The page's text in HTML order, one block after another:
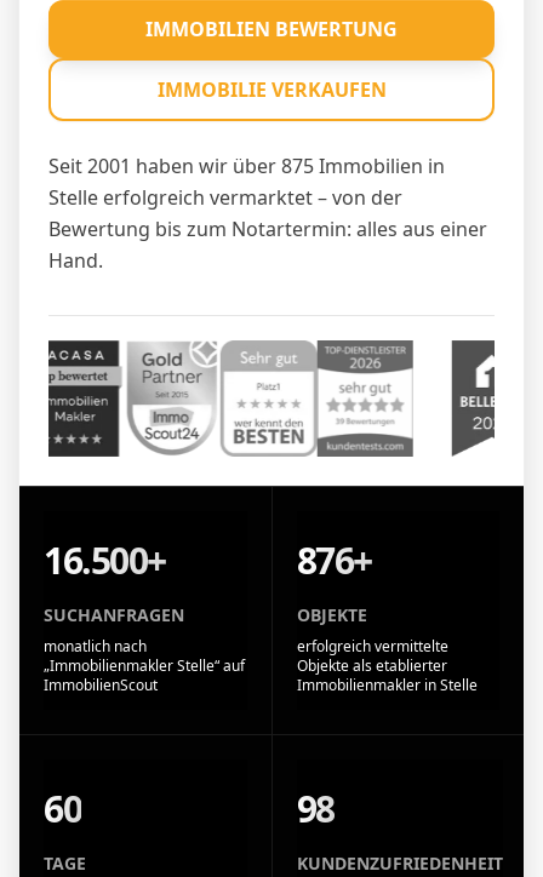
Seit 2001 haben wir über 875 Immobilien in
Stelle erfolgreich vermarktet – von der
Bewertung bis zum Notartermin: alles aus einer
Hand.
IMMOBILIEN BEWERTUNG
IMMOBILIE VERKAUFEN
16.500+
SUCHANFRAGEN
monatlich nach
„Immobilienmakler Stelle“ auf
ImmobilienScout
876+
OBJEKTE
erfolgreich vermittelte
Objekte als etablierter
Immobilienmakler in Stelle
60
TAGE
98
KUNDENZUFRIEDENHEIT